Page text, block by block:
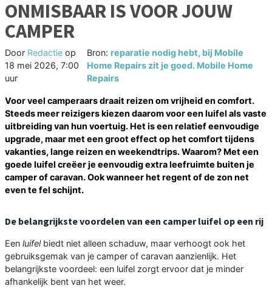
ONMISBAAR IS VOOR JOUW
CAMPER
Door Redactie op
18 mei 2026, 7:00
uur
Bron: reparatie nodig hebt, bij Mobile
Home Repairs zit je goed. Mobile Home
Repairs
Voor veel camperaars draait reizen om vrijheid en comfort.
Steeds meer reizigers kiezen daarom voor een luifel als vaste
uitbreiding van hun voertuig. Het is een relatief eenvoudige
upgrade, maar met een groot effect op het comfort tijdens
vakanties, lange reizen en weekendtrips. Waarom? Met een
goede luifel creëer je eenvoudig extra leefruimte buiten je
camper of caravan. Ook wanneer het regent of de zon net
even te fel schijnt.
De belangrijkste voordelen van een camper luifel op een rij
Een luifelbiedt niet alleen schaduw, maar verhoogt ook het
gebruiksgemak van je camper of caravan aanzienlijk. Het
belangrijkste voordeel: een luifel zorgt ervoor dat je minder
afhankelijk bent van het weer.